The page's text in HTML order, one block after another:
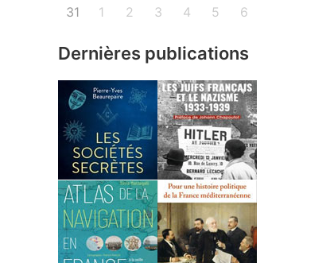
31
1 2 3 4 5 6
Dernières publications